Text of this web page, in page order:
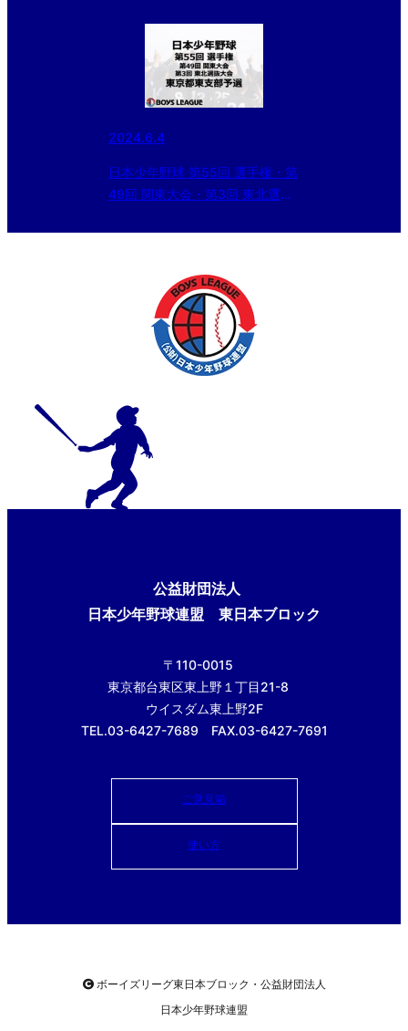
2024.6.4
日本少年野球 第55回 選手権・第
49回 関東大会・第3回 東北選抜
果
公益財団法人
日本少年野球連盟 東日本ブロック
〒110-0015
東京都台東区東上野１丁目21-8
ウイスダム東上野2F
TEL.03-6427-7689 FAX.03-6427-7691
ご意見箱
使い方
ボーイズリーグ東日本ブロック・公益財団法人
日本少年野球連盟